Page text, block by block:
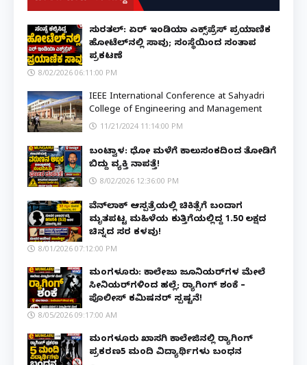
ಸುರತ್ಕಲ್: ಏರ್ ಇಂಡಿಯಾ ಎಕ್ಸ್‌ಪ್ರೆಸ್ ಪ್ರಯಾಣಿಕ
ಹೋಟೆಲ್‌ನಲ್ಲಿ ಸಾವು; ಸಂಸ್ಥೆಯಿಂದ ಸಂತಾಪ
ಪ್ರಕಟಣೆ
8/02/2026 06:11:00 PM
IEEE International Conference at Sahyadri
College of Engineering and Management
11/21/2024 11:14:00 PM
ಬಂಟ್ವಾಳ: ಧೋ ಮಳೆಗೆ ಕಾಲುಸಂಕದಿಂದ ತೋಡಿಗೆ
ಬಿದ್ದು ವ್ಯಕ್ತಿ ನಾಪತ್ತೆ!
8/02/2026 12:36:00 PM
ವೆನ್‌ಲಾಕ್ ಆಸ್ಪತ್ರೆಯಲ್ಲಿ ಚಿಕಿತ್ಸೆಗೆ ಬಂದಾಗ
ಮೃತಪಟ್ಟ ಮಹಿಳೆಯ ಕುತ್ತಿಗೆಯಲ್ಲಿದ್ದ ₹1.50 ಲಕ್ಷದ
ಚಿನ್ನದ ಸರ ಕಳವು!
8/01/2026 07:12:00 PM
ಮಂಗಳೂರು: ಕಾಲೇಜು ಜೂನಿಯರ್‌ಗಳ ಮೇಲೆ
ಸೀನಿಯರ್‌ಗಳಿಂದ ಹಲ್ಲೆ; ರ‌್ಯಾಗಿಂಗ್ ಶಂಕೆ –
ಪೊಲೀಸ್ ಕಮಿಷನರ್ ಸ್ಪಷ್ಟನೆ!
8/05/2026 09:17:00 AM
ಮಂಗಳೂರು ಖಾಸಗಿ ಕಾಲೇಜಿನಲ್ಲಿ ರ‌್ಯಾಗಿಂಗ್
ಪ್ರಕರಣ5 ಮಂದಿ ವಿದ್ಯಾರ್ಥಿಗಳು ಬಂಧನ